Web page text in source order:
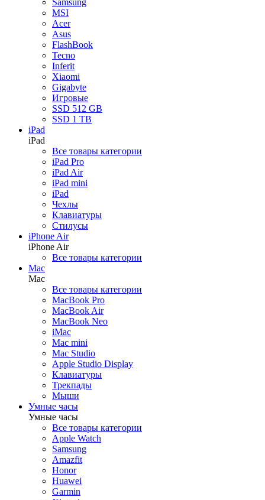
Samsung
MSI
Acer
Asus
FlashBook
Tecno
Inferit
Xiaomi
Gigabyte
Игровые
SSD 512 GB
SSD 1 TB
iPad
iPad
Все товары категории
iPad Pro
iPad Air
iPad mini
iPad
Чехлы
Клавиатуры
Стилусы
iPhone Air
iPhone Air
Все товары категории
Mac
Mac
Все товары категории
MacBook Pro
MacBook Air
MacBook Neo
iMac
Mac mini
Mac Studio
Apple Studio Display
Клавиатуры
Трекпады
Мыши
Умные часы
Умные часы
Все товары категории
Apple Watch
Samsung
Amazfit
Honor
Huawei
Garmin